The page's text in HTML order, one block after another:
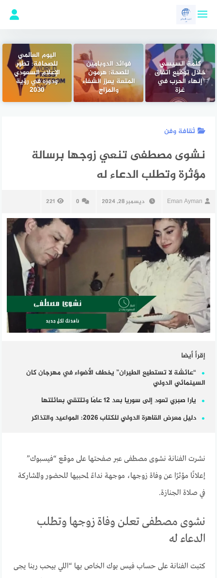
كلمة السيسي
خلال توقيع اتفاق
إنهاء الحرب في
غزة
فوائد الدوبامين
للصحة: هرمون
المتعة يعزز الشفاء
والمزاج
اليوم العالمي
للصحافة: تطور
الإعلام السعودي
ودوره في رؤية
2030
ثقافة وفن
نشوى مصطفى تنعي زوجها برسالة
مؤثرة وتطلب الدعاء له
Eman Ayman ديسمبر 28, 2024 0
221
إقرأ أيضا
“عائشة لا تستطيع الطيران” يخطف الأضواء في مهرجان كان
السينمائي الدولي
يارا صبري تعود إلى سوريا بعد 12 عامًا وتلتقي بعائلتها
دليل معرض القاهرة الدولي للكتاب 2026: المواعيد والتذاكر
نشرت الفنانة نشوى مصطفى عبر صفحتها على موقع “فيسبوك”
إعلانًا مؤثرًا عن وفاة زوجها، موجهة نداءً لمحبيها للحضور والمشاركة
في صلاة الجنازة.
نشوى مصطفى تعلن وفاة زوجها وتطلب
الدعاء له
كتبت الفنانة على حساب فيس بوك الخاص بها “اللي بيحب ربنا يجى